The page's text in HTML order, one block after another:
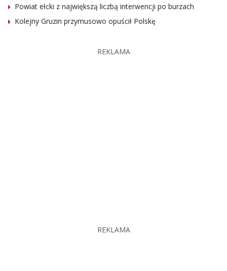
Powiat ełcki z największą liczbą interwencji po burzach
Kolejny Gruzin przymusowo opuścił Polskę
REKLAMA
REKLAMA